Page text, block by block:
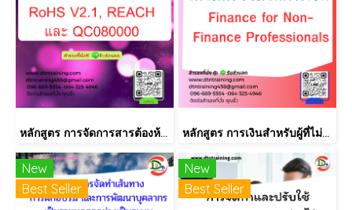
หลักสูตร การจัดการสารต้องห้ามตามระเบียบ RoHS V2.1, REACH และ QC080000 หลักสูตร การเงินสำหรับผู้ที่ไม่ได้มีวิชาชีพด้านการเงิน (Finance for Non-Finance Professionals)
New
Best Seller
New
Best Seller